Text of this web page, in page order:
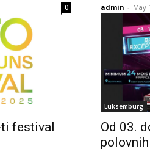
0 admin - May
ti festival
Luksemburg
Od 03.